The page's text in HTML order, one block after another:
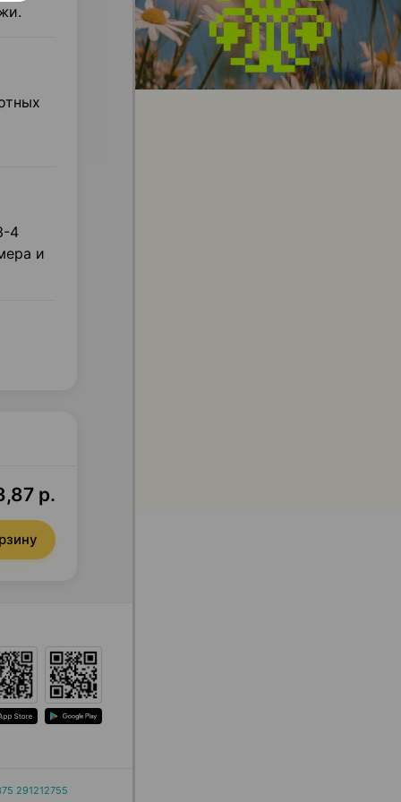
4
и
р.
291212755